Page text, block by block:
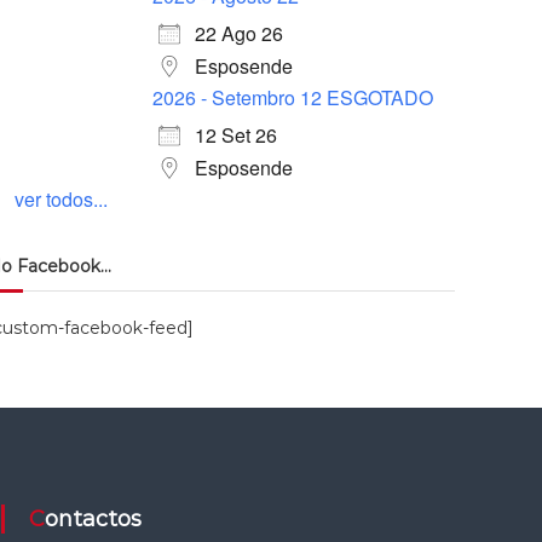
22 Ago 26
Esposende
2026 - Setembro 12 ESGOTADO
12 Set 26
Esposende
ver todos...
Facebook…
facebook-feed]
Contactos